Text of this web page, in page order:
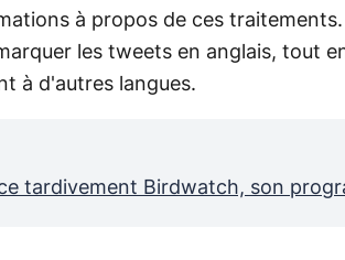
à propos de ces
les tweets en anglais, tout
à d'autres langues.
tardivement Birdwatch, son